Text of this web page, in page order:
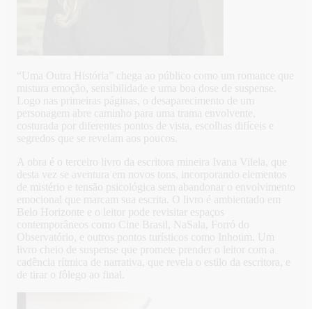
“Uma Outra História” chega ao público como um romance que
mistura emoção, sensibilidade e uma boa dose de suspense.
Logo nas primeiras páginas, o desaparecimento de um
personagem abre caminho para uma trama envolvente,
costurada por diferentes pontos de vista, escolhas difíceis e
segredos que se revelam aos poucos.
A obra é o terceiro livro da escritora mineira Ivana Vilela, que
desta vez se aventura em novos tons, incorporando elementos
de mistério e tensão psicológica sem abandonar o envolvimento
emocional que marcam sua escrita. O livro é ambientado em
Belo Horizonte e o leitor pode revisitar espaços
contemporâneos como Cine Brasil, NaSala, Forró do
Observatório, e outros pontos turísticos como Inhotim. Um
livro cheio de suspense que promete prender o leitor com a
cadência rítmica de narrativa, que revela o estilo da escritora, e
de tirar o fôlego ao final.